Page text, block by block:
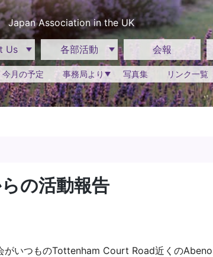
Japan Association in the UK
Us 各部活動 会報
今月の予定 事務局より 写真集 リンク一覧
の活動報告
がいつものTottenham Court Road近くの